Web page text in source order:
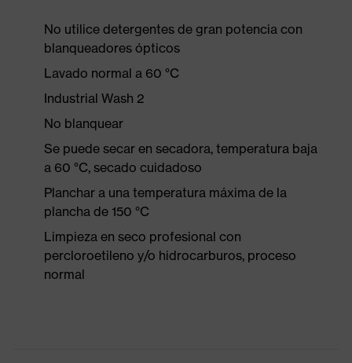
No utilice detergentes de gran potencia con
blanqueadores ópticos
Lavado normal a 60 °C
Industrial Wash 2
No blanquear
Se puede secar en secadora, temperatura baja
a 60 °C, secado cuidadoso
Planchar a una temperatura máxima de la
plancha de 150 °C
Limpieza en seco profesional con
percloroetileno y/o hidrocarburos, proceso
normal